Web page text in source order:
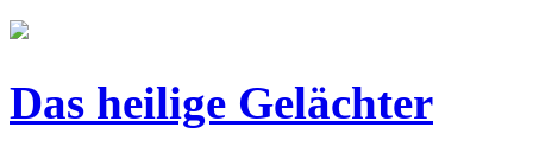
Das heilige Gelächter